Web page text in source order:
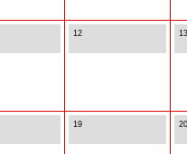
12 13
19 20